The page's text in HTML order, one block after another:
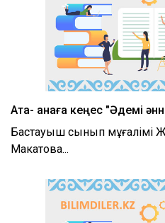
Ата- анаға кеңес "Әдемі
Бастауыш сынып мұғалімі
Макатова...